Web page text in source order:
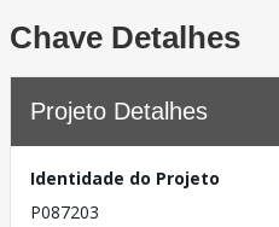
Chave Detalhes
Projeto Detalhes
Identidade do Projeto
P087203